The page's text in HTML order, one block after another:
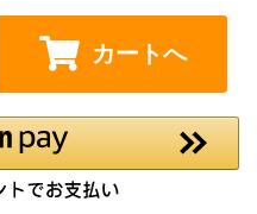
カートへ